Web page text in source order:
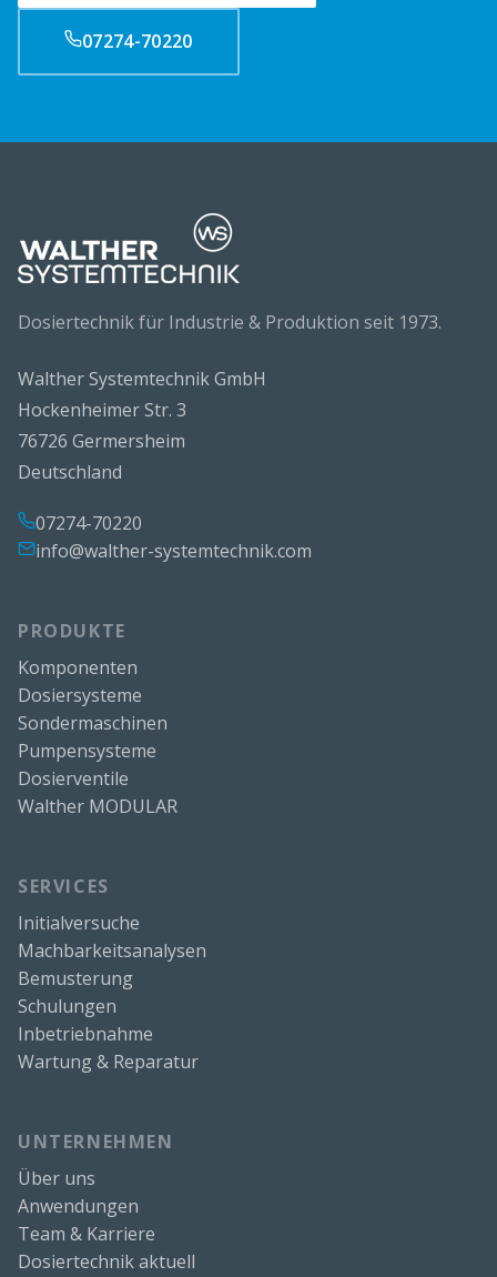
07274-70220
Dosiertechnik für Industrie & Produktion seit 1973.
Walther Systemtechnik GmbH
Hockenheimer Str. 3
76726 Germersheim
Deutschland
07274-70220
info@walther-systemtechnik.com
PRODUKTE
Komponenten
Dosiersysteme
Sondermaschinen
Pumpensysteme
Dosierventile
Walther MODULAR
SERVICES
Initialversuche
Machbarkeitsanalysen
Bemusterung
Schulungen
Inbetriebnahme
Wartung & Reparatur
UNTERNEHMEN
Über uns
Anwendungen
Team & Karriere
Dosiertechnik aktuell